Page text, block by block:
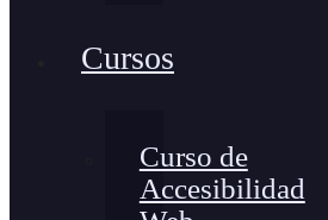
Cursos
Curso de
Accesibilidad